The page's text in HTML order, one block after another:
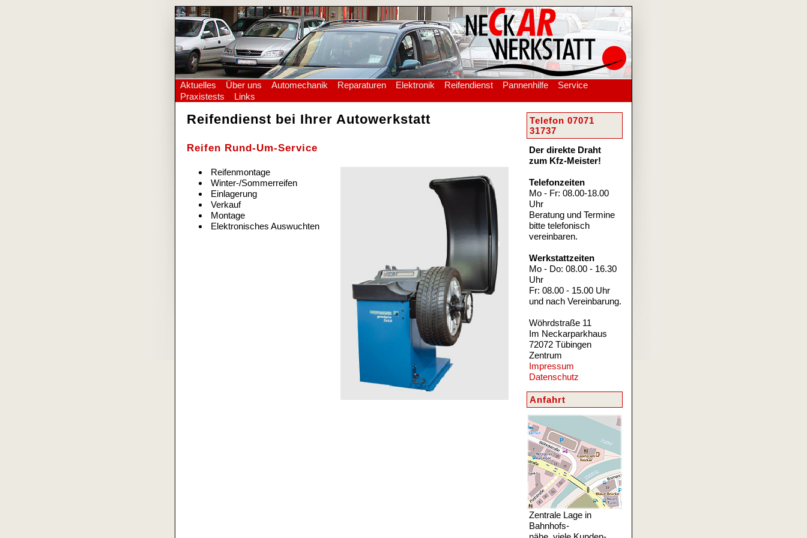
Aktuelles Über uns Automechanik Reparaturen Elektronik Reifendienst Pannenhilfe
Service
Praxistests
Links
Reifendienst bei Ihrer Autowerkstatt
Reifen Rund-Um-Service
Reifenmontage
Winter-/Sommerreifen
Einlagerung
Verkauf
Montage
Elektronisches Auswuchten
Telefon 07071
31737
Der direkte Draht
zum Kfz-Meister!
Telefonzeiten
Mo - Fr: 08.00-18.00
Uhr
Beratung und Termine
bitte telefonisch
vereinbaren.
Werkstattzeiten
Mo - Do: 08.00 - 16.30
Uhr
Fr: 08.00 - 15.00 Uhr
und nach Vereinbarung.
Wöhrdstraße 11
Im Neckarparkhaus
72072 Tübingen
Zentrum
Impressum
Datenschutz
Anfahrt
Zentrale Lage in
Bahnhofs-